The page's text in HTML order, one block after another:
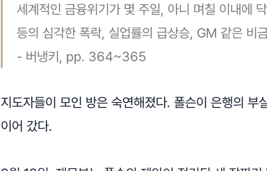
세계적인 금융위기가 몇 주일, 아니 며칠 이내에
등의 심각한 폭락, 실업률의 급상승, GM 같은 비
- 버냉키, pp. 364~365
지도자들이 모인 방은 숙연해졌다. 폴슨이 은행의 부
이어 갔다.